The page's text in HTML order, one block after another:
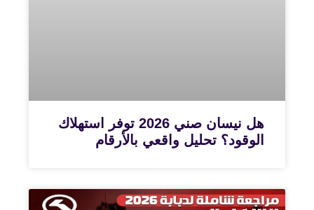
هل نيسان صني 2026 توفر استهلاك
الوقود؟ تحليل واقعي بالأرقام